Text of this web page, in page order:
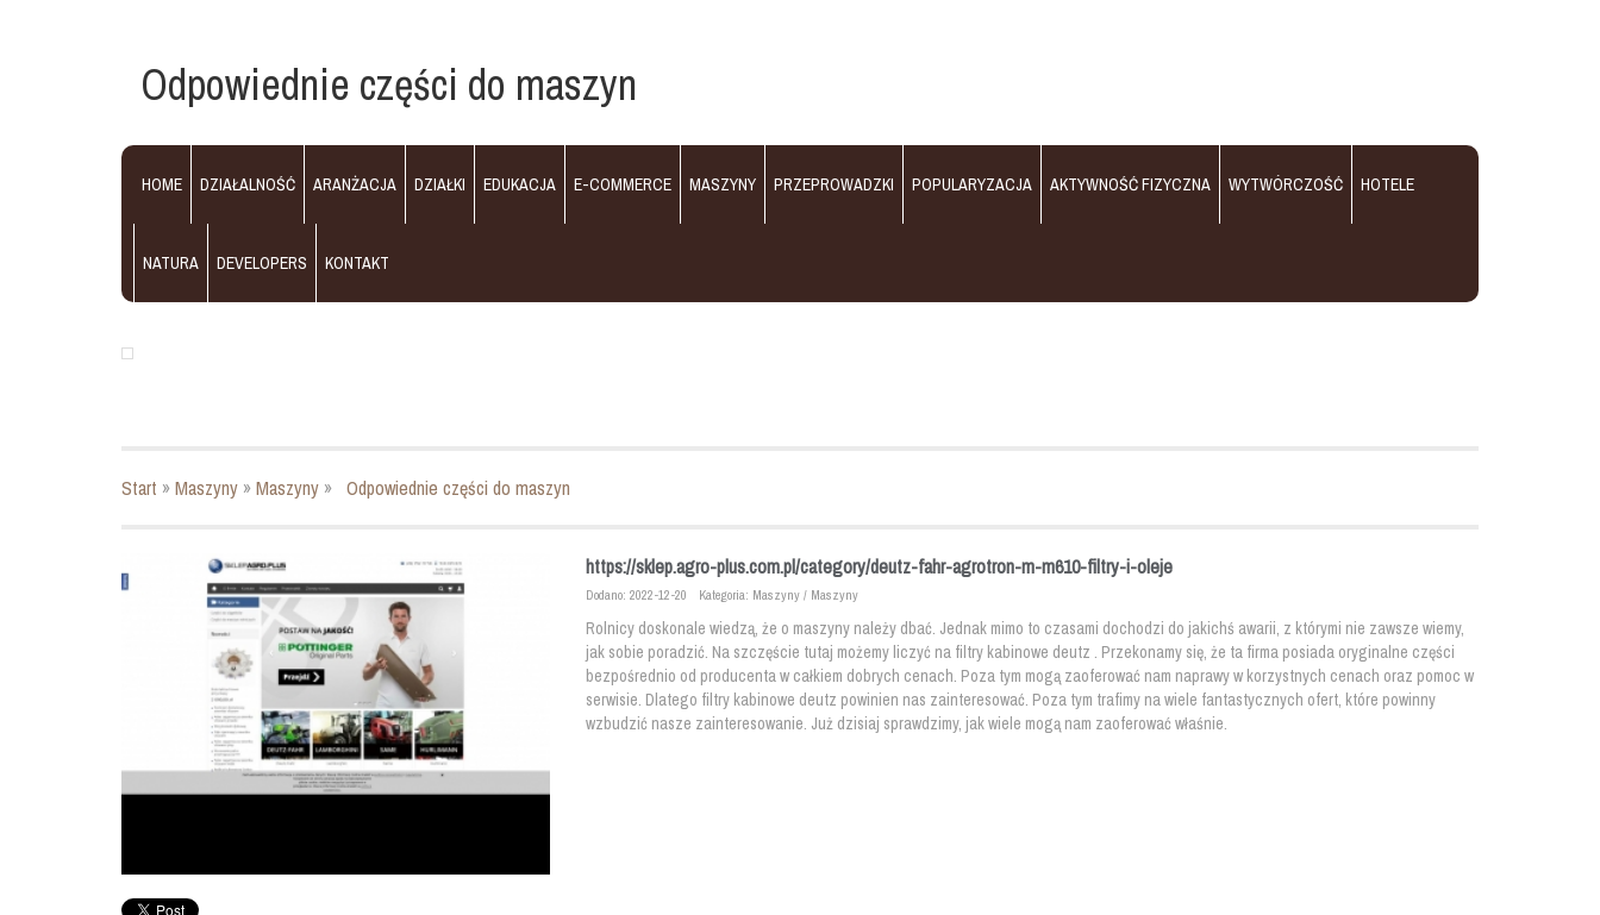
Odpowiednie części do maszyn
HOME DZIAŁALNOŚĆ ARANŻACJA DZIAŁKI EDUKACJA E-COMMERCE MASZYNY PRZEPROWADZKI POPULARYZACJA AKTYWNOŚĆ FIZYCZNA WYTWÓRCZOŚĆ HOTELE
NATURA DEVELOPERS KONTAKT
Start »Maszyny »Maszyny » Odpowiednie części do maszyn
https://sklep.agro-plus.com.pl/category/deutz-fahr-agrotron-m-m610-filtry-i-oleje
Dodano: 2022-12-20 Kategoria: Maszyny / Maszyny
Rolnicy doskonale wiedzą, że o maszyny należy dbać. Jednak mimo to czasami dochodzi do jakichś awarii, z którymi nie zawsze wiemy,
jak sobie poradzić. Na szczęście tutaj możemy liczyć na filtry kabinowe deutz . Przekonamy się, że ta firma posiada oryginalne części
bezpośrednio od producenta w całkiem dobrych cenach. Poza tym mogą zaoferować nam naprawy w korzystnych cenach oraz pomoc w
serwisie. Dlatego filtry kabinowe deutz powinien nas zainteresować. Poza tym trafimy na wiele fantastycznych ofert, które powinny
wzbudzić nasze zainteresowanie. Już dzisiaj sprawdzimy, jak wiele mogą nam zaoferować właśnie.